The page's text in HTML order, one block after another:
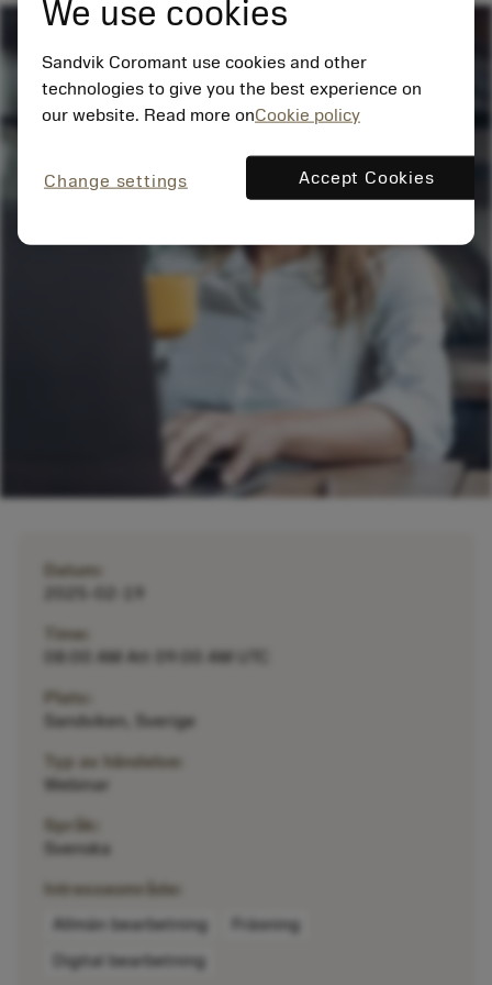
Datum:
Time:
08:00 AM Att 09:00 AM UTC
Plats:
Sandviken, Sverige
Typ av händelse:
Webinar
Språk:
Svenska
Intresseområde:
Allmän bearbetning
Fräsning
Digital bearbetning
We use cookies
Sandvik Coromant use cookies and other
technologies to give you the best experience on
our website. Read more onCookie policy
Change settings Accept Cookies